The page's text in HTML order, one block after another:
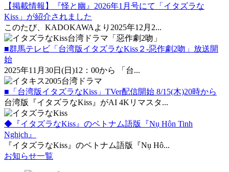
【掲載情報】『怪と幽』2026年1月号にて「イタズラな
Kiss」が紹介されました
このたび、KADOKAWAより2025年12月2...
■群馬テレビ「台湾版イタズラなKiss２-惡作劇2吻」放送開
始
2025年11月30日(日)12：00から 「台...
■「台湾版イタズラなKiss」TVer配信開始 8/15(木)20時から
台湾版『イタズラなKiss』がAI 4Kリマスタ...
◆『イタズラなKiss』のベトナム語版『Nụ Hôn Tinh
Nghịch』
『イタズラなKiss』のベトナム語版『Nụ Hô...
お知らせ一覧